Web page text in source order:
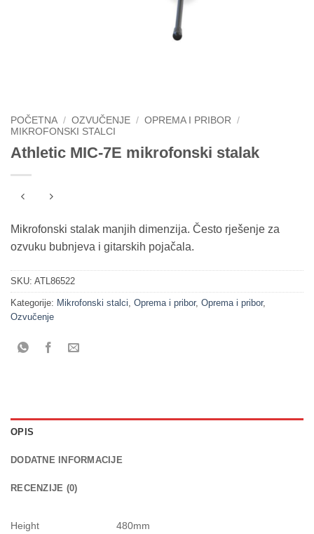
POČETNA / OZVUČENJE / OPREMA I PRIBOR
/
MIKROFONSKI STALCI
Athletic MIC-7E mikrofonski stalak
Mikrofonski stalak manjih dimenzija. Često rješenje za
ozvuku bubnjeva i gitarskih pojačala.
SKU: ATL86522
Kategorije: Mikrofonski stalci, Oprema i pribor, Oprema i pribor,
Ozvučenje
OPIS
DODATNE INFORMACIJE
RECENZIJE (0)
Height 480mm